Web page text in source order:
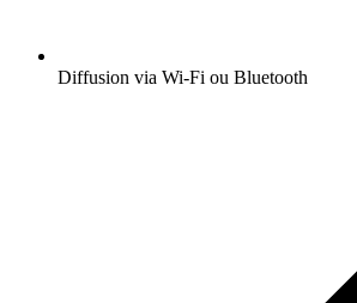
Diffusion via Wi-Fi ou Bluetooth